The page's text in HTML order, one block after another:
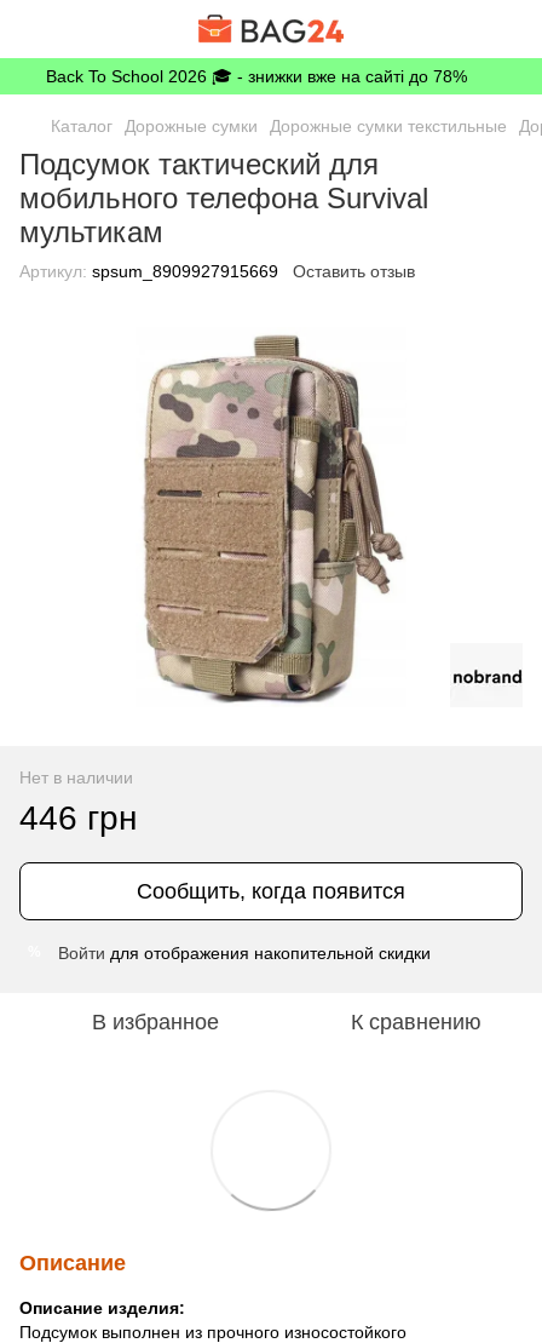
Back To School 2026 🎓 - знижки вже на сайті до 78%
Каталог Дорожные сумки Дорожные сумки текстильные
Подсумок тактический для
мобильного телефона Survival
мультикам
Артикул: spsum_8909927915669 Оставить отзыв
Нет в наличии
446 грн
Сообщить, когда появится
Войти для отображения накопительной скидки
В избранное К сравнению
Описание
Описание изделия:
Подсумок выполнен из прочного износостойкого